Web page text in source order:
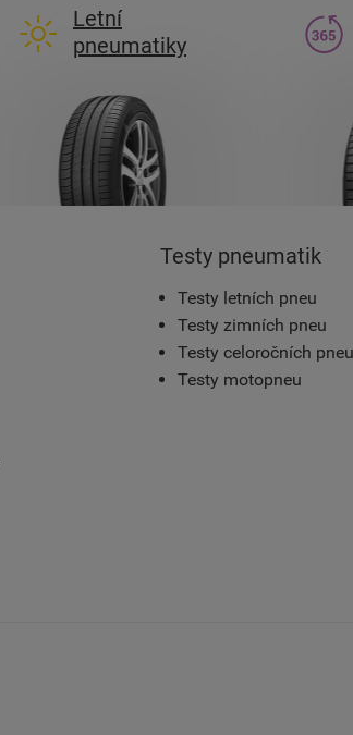
Letní
pneumatiky
Testy pneumatik
Testy letních pneu
Testy zimních pneu
Testy celoročních pneu
Testy motopneu